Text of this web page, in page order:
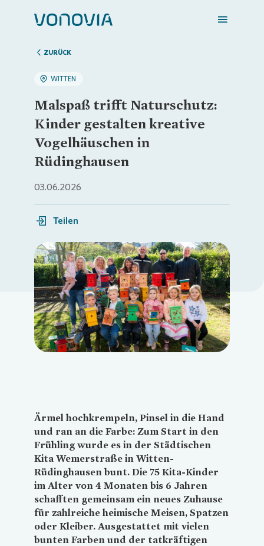
Zuhause finden
Mein Zuhause
Meine Stadt
Login
ZURÜCK
WITTEN
Malspaß trifft Naturschutz:
Kinder gestalten kreative
Vogelhäuschen in
Rüdinghausen
03.06.2026
Teilen
Loading...
Ärmel hochkrempeln, Pinsel in die Hand
und ran an die Farbe: Zum Start in den
Frühling wurde es in der Städtischen
Kita Wemerstraße in Witten-
Rüdinghausen bunt. Die 75 Kita-Kinder
im Alter von 4 Monaten bis 6 Jahren
schafften gemeinsam ein neues Zuhause
für zahlreiche heimische Meisen, Spatzen
oder Kleiber. Ausgestattet mit vielen
bunten Farben und der tatkräftigen